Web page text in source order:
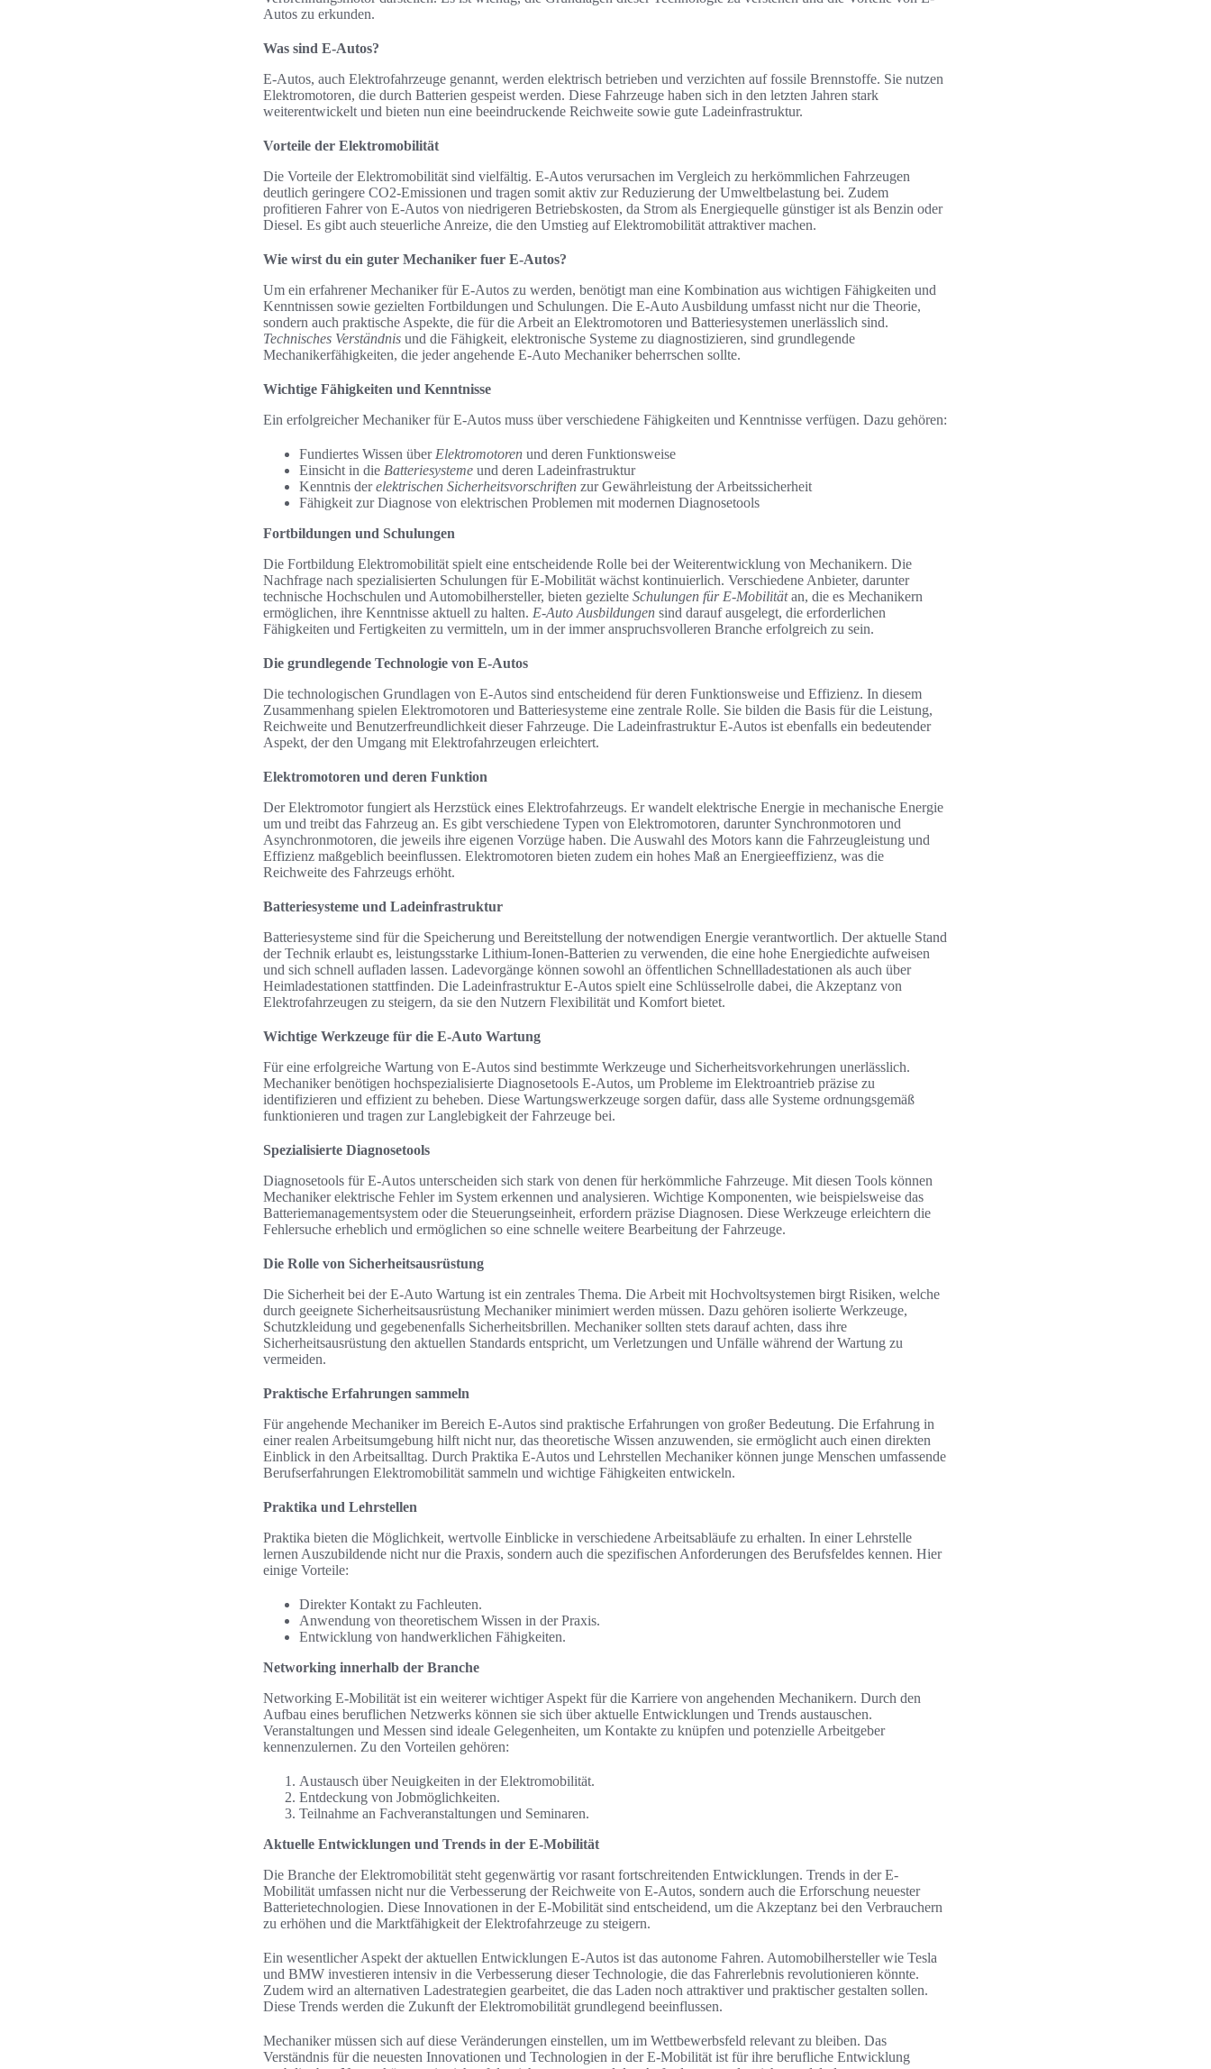
Autos zu erkunden.
Was sind E-Autos?
E-Autos, auch Elektrofahrzeuge genannt, werden elektrisch betrieben und verzichten auf fossile Brennstoffe. Sie nutzen
Elektromotoren, die durch Batterien gespeist werden. Diese Fahrzeuge haben sich in den letzten Jahren stark
weiterentwickelt und bieten nun eine beeindruckende Reichweite sowie gute Ladeinfrastruktur.
Vorteile der Elektromobilität
Die Vorteile der Elektromobilität sind vielfältig. E-Autos verursachen im Vergleich zu herkömmlichen Fahrzeugen
deutlich geringere CO2-Emissionen und tragen somit aktiv zur Reduzierung der Umweltbelastung bei. Zudem
profitieren Fahrer von E-Autos von niedrigeren Betriebskosten, da Strom als Energiequelle günstiger ist als Benzin oder
Diesel. Es gibt auch steuerliche Anreize, die den Umstieg auf Elektromobilität attraktiver machen.
Wie wirst du ein guter Mechaniker fuer E-Autos?
Um ein erfahrener Mechaniker für E-Autos zu werden, benötigt man eine Kombination aus wichtigen Fähigkeiten und
Kenntnissen sowie gezielten Fortbildungen und Schulungen. Die E-Auto Ausbildung umfasst nicht nur die Theorie,
sondern auch praktische Aspekte, die für die Arbeit an Elektromotoren und Batteriesystemen unerlässlich sind.
Technisches Verständnis und die Fähigkeit, elektronische Systeme zu diagnostizieren, sind grundlegende
Mechanikerfähigkeiten, die jeder angehende E-Auto Mechaniker beherrschen sollte.
Wichtige Fähigkeiten und Kenntnisse
Ein erfolgreicher Mechaniker für E-Autos muss über verschiedene Fähigkeiten und Kenntnisse verfügen. Dazu gehören:
Fundiertes Wissen über Elektromotoren und deren Funktionsweise
Einsicht in die Batteriesysteme und deren Ladeinfrastruktur
Kenntnis derelektrischen Sicherheitsvorschriften zur Gewährleistung der Arbeitssicherheit
Fähigkeit zur Diagnose von elektrischen Problemen mit modernen Diagnosetools
Fortbildungen und Schulungen
Die Fortbildung Elektromobilität spielt eine entscheidende Rolle bei der Weiterentwicklung von Mechanikern. Die
Nachfrage nach spezialisierten Schulungen für E-Mobilität wächst kontinuierlich. Verschiedene Anbieter, darunter
technische Hochschulen und Automobilhersteller, bieten gezielte Schulungen für E-Mobilitätan, die es Mechanikern
ermöglichen, ihre Kenntnisse aktuell zu halten. E-Auto Ausbildungen sind darauf ausgelegt, die erforderlichen
Fähigkeiten und Fertigkeiten zu vermitteln, um in der immer anspruchsvolleren Branche erfolgreich zu sein.
Die grundlegende Technologie von E-Autos
Die technologischen Grundlagen von E-Autos sind entscheidend für deren Funktionsweise und Effizienz. In diesem
Zusammenhang spielen Elektromotoren und Batteriesysteme eine zentrale Rolle. Sie bilden die Basis für die Leistung,
Reichweite und Benutzerfreundlichkeit dieser Fahrzeuge. Die Ladeinfrastruktur E-Autos ist ebenfalls ein bedeutender
Aspekt, der den Umgang mit Elektrofahrzeugen erleichtert.
Elektromotoren und deren Funktion
Der Elektromotor fungiert als Herzstück eines Elektrofahrzeugs. Er wandelt elektrische Energie in mechanische Energie
um und treibt das Fahrzeug an. Es gibt verschiedene Typen von Elektromotoren, darunter Synchronmotoren und
Asynchronmotoren, die jeweils ihre eigenen Vorzüge haben. Die Auswahl des Motors kann die Fahrzeugleistung und
Effizienz maßgeblich beeinflussen. Elektromotoren bieten zudem ein hohes Maß an Energieeffizienz, was die
Reichweite des Fahrzeugs erhöht.
Batteriesysteme und Ladeinfrastruktur
Batteriesysteme sind für die Speicherung und Bereitstellung der notwendigen Energie verantwortlich. Der aktuelle Stand
der Technik erlaubt es, leistungsstarke Lithium-Ionen-Batterien zu verwenden, die eine hohe Energiedichte aufweisen
und sich schnell aufladen lassen. Ladevorgänge können sowohl an öffentlichen Schnellladestationen als auch über
Heimladestationen stattfinden. Die Ladeinfrastruktur E-Autos spielt eine Schlüsselrolle dabei, die Akzeptanz von
Elektrofahrzeugen zu steigern, da sie den Nutzern Flexibilität und Komfort bietet.
Wichtige Werkzeuge für die E-Auto Wartung
Für eine erfolgreiche Wartung von E-Autos sind bestimmte Werkzeuge und Sicherheitsvorkehrungen unerlässlich.
Mechaniker benötigen hochspezialisierte Diagnosetools E-Autos, um Probleme im Elektroantrieb präzise zu
identifizieren und effizient zu beheben. Diese Wartungswerkzeuge sorgen dafür, dass alle Systeme ordnungsgemäß
funktionieren und tragen zur Langlebigkeit der Fahrzeuge bei.
Spezialisierte Diagnosetools
Diagnosetools für E-Autos unterscheiden sich stark von denen für herkömmliche Fahrzeuge. Mit diesen Tools können
Mechaniker elektrische Fehler im System erkennen und analysieren. Wichtige Komponenten, wie beispielsweise das
Batteriemanagementsystem oder die Steuerungseinheit, erfordern präzise Diagnosen. Diese Werkzeuge erleichtern die
Fehlersuche erheblich und ermöglichen so eine schnelle weitere Bearbeitung der Fahrzeuge.
Die Rolle von Sicherheitsausrüstung
Die Sicherheit bei der E-Auto Wartung ist ein zentrales Thema. Die Arbeit mit Hochvoltsystemen birgt Risiken, welche
durch geeignete Sicherheitsausrüstung Mechaniker minimiert werden müssen. Dazu gehören isolierte Werkzeuge,
Schutzkleidung und gegebenenfalls Sicherheitsbrillen. Mechaniker sollten stets darauf achten, dass ihre
Sicherheitsausrüstung den aktuellen Standards entspricht, um Verletzungen und Unfälle während der Wartung zu
vermeiden.
Praktische Erfahrungen sammeln
Für angehende Mechaniker im Bereich E-Autos sind praktische Erfahrungen von großer Bedeutung. Die Erfahrung in
einer realen Arbeitsumgebung hilft nicht nur, das theoretische Wissen anzuwenden, sie ermöglicht auch einen direkten
Einblick in den Arbeitsalltag. Durch Praktika E-Autos und Lehrstellen Mechaniker können junge Menschen umfassende
Berufserfahrungen Elektromobilität sammeln und wichtige Fähigkeiten entwickeln.
Praktika und Lehrstellen
Praktika bieten die Möglichkeit, wertvolle Einblicke in verschiedene Arbeitsabläufe zu erhalten. In einer Lehrstelle
lernen Auszubildende nicht nur die Praxis, sondern auch die spezifischen Anforderungen des Berufsfeldes kennen. Hier
einige Vorteile:
Direkter Kontakt zu Fachleuten.
Anwendung von theoretischem Wissen in der Praxis.
Entwicklung von handwerklichen Fähigkeiten.
Networking innerhalb der Branche
Networking E-Mobilität ist ein weiterer wichtiger Aspekt für die Karriere von angehenden Mechanikern. Durch den
Aufbau eines beruflichen Netzwerks können sie sich über aktuelle Entwicklungen und Trends austauschen.
Veranstaltungen und Messen sind ideale Gelegenheiten, um Kontakte zu knüpfen und potenzielle Arbeitgeber
kennenzulernen. Zu den Vorteilen gehören:
Austausch über Neuigkeiten in der Elektromobilität.
Entdeckung von Jobmöglichkeiten.
Teilnahme an Fachveranstaltungen und Seminaren.
Aktuelle Entwicklungen und Trends in der E-Mobilität
Die Branche der Elektromobilität steht gegenwärtig vor rasant fortschreitenden Entwicklungen. Trends in der E-
Mobilität umfassen nicht nur die Verbesserung der Reichweite von E-Autos, sondern auch die Erforschung neuester
Batterietechnologien. Diese Innovationen in der E-Mobilität sind entscheidend, um die Akzeptanz bei den Verbrauchern
zu erhöhen und die Marktfähigkeit der Elektrofahrzeuge zu steigern.
Ein wesentlicher Aspekt der aktuellen Entwicklungen E-Autos ist das autonome Fahren. Automobilhersteller wie Tesla
und BMW investieren intensiv in die Verbesserung dieser Technologie, die das Fahrerlebnis revolutionieren könnte.
Zudem wird an alternativen Ladestrategien gearbeitet, die das Laden noch attraktiver und praktischer gestalten sollen.
Diese Trends werden die Zukunft der Elektromobilität grundlegend beeinflussen.
Mechaniker müssen sich auf diese Veränderungen einstellen, um im Wettbewerbsfeld relevant zu bleiben. Das
Verständnis für die neuesten Innovationen und Technologien in der E-Mobilität ist für ihre berufliche Entwicklung